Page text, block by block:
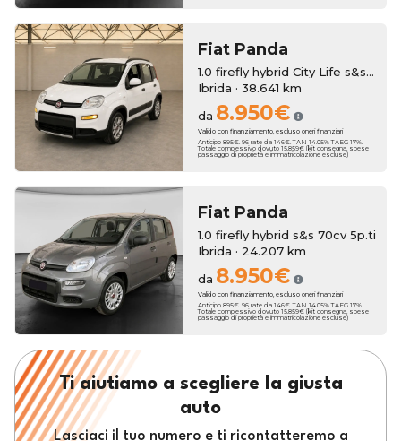
Fiat Panda
1.0 firefly hybrid City Life s&s 70cv
Ibrida · 38.641 km
da 8.950€
Valido con finanziamento, escluso oneri finanziari
Anticipo 895€. 96 rate da 146€. TAN 14.05% TAEG 17%.
Totale complessivo dovuto 15.859€ (kit consegna, spese
passaggio di proprietà e immatricolazione escluse)
Fiat Panda
1.0 firefly hybrid s&s 70cv 5p.ti
Ibrida · 24.207 km
da 8.950€
Valido con finanziamento, escluso oneri finanziari
Anticipo 895€. 96 rate da 146€. TAN 14.05% TAEG 17%.
Totale complessivo dovuto 15.859€ (kit consegna, spese
passaggio di proprietà e immatricolazione escluse)
Ti aiutiamo a scegliere la giusta
auto
Lasciaci il tuo numero e ti ricontatteremo a